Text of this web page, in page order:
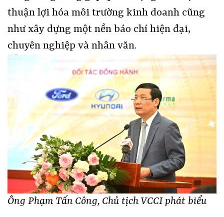
thuận lợi hóa môi trường kinh doanh cũng
như xây dựng một nền báo chí hiện đại,
chuyên nghiệp và nhân văn.
Ông Phạm Tấn Công, Chủ tịch VCCI phát biểu